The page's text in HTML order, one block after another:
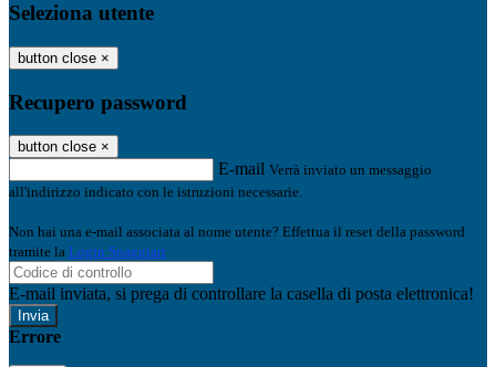
Seleziona utente
button close ×
Recupero password
button close ×
E-mail Verrà inviato un messaggio
all'indirizzo indicato con le istruzioni necessarie.
Non hai una e-mail associata al nome utente? Effettua il reset della password
tramite la Login Spaggiari
E-mail inviata, si prega di controllare la casella di posta elettronica!
Errore